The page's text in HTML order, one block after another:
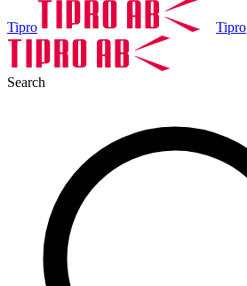
Tipro Tipro
Search